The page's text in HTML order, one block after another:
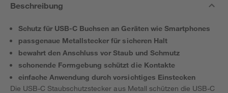
Beschreibung
Schutz für USB-C Buchsen an Geräten wie Smartphones
passgenaue Metallstecker für sicheren Halt
bewahrt den Anschluss vor Staub und Schmutz
schonende Formgebung schützt die Kontakte
einfache Anwendung durch vorsichtiges Einstecken
Die USB-C Staubschutzstecker aus Metall schützen die USB-C